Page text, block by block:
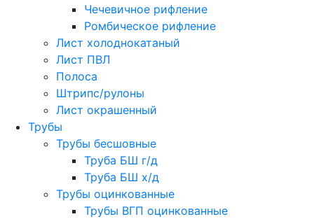
Чечевичное рифление
Ромбическое рифление
Лист холоднокатаный
Лист ПВЛ
Полоса
Штрипс/рулоны
Лист окрашенный
Трубы
Трубы бесшовные
Труба БШ г/д
Труба БШ х/д
Трубы оцинкованные
Трубы ВГП оцинкованные